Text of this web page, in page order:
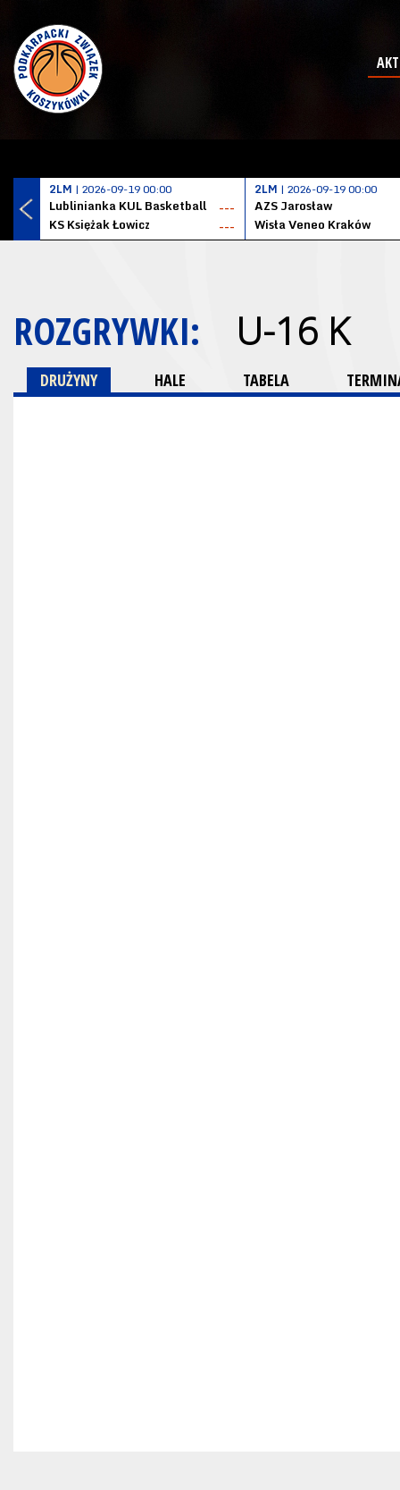
2LM | 2026-09-19 00:00
Lublinianka KUL Basketball
---
KS Księżak Łowicz
---
2LM | 2026-09-19 00:00
AZS Jarosław
Wisła Veneo Kraków
ROZGRYWKI: U-16 K
DRUŻYNY HALE TABELA